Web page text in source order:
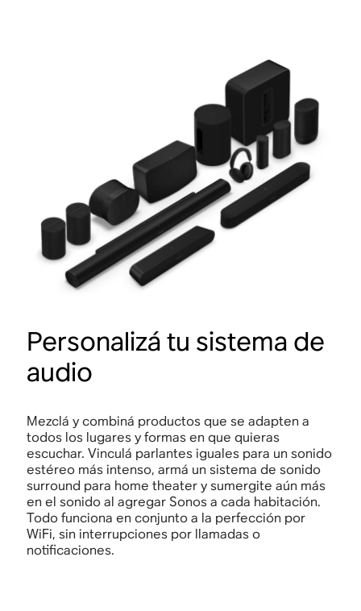
Personalizá tu sistema de
audio
Mezclá y combiná productos que se adapten a
todos los lugares y formas en que quieras
escuchar. Vinculá parlantes iguales para un sonido
estéreo más intenso, armá un sistema de sonido
surround para home theater y sumergite aún más
en el sonido al agregar Sonos a cada habitación.
Todo funciona en conjunto a la perfección por
WiFi, sin interrupciones por llamadas o
notificaciones.